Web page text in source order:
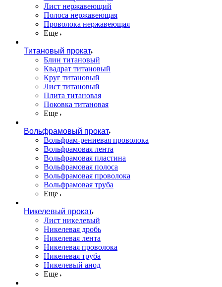
Лист нержавеющий
Полоса нержавеющая
Проволока нержавеющая
Еще
Титановый прокат
Блин титановый
Квадрат титановый
Круг титановый
Лист титановый
Плита титановая
Поковка титановая
Еще
Вольфрамовый прокат
Вольфрам-рениевая проволока
Вольфрамовая лента
Вольфрамовая пластина
Вольфрамовая полоса
Вольфрамовая проволока
Вольфрамовая труба
Еще
Никелевый прокат
Лист никелевый
Никелевая дробь
Никелевая лента
Никелевая проволока
Никелевая труба
Никелевый анод
Еще